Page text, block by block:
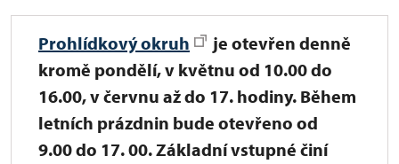
Prohlídkový okruh je otevřen denně
kromě pondělí, v květnu od 10.00 do
16.00, v červnu až do 17. hodiny. Během
letních prázdnin bude otevřeno od
9.00 do 17. 00. Základní vstupné činí